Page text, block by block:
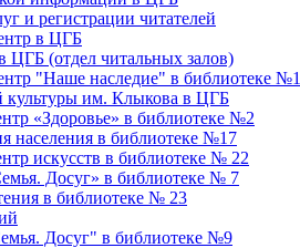
и регистрации читателей
в ЦГБ
(отдел читальных залов)
"Наше наследие" в библиотеке №1
культуры им. Клыкова в ЦГБ
«Здоровье» в библиотеке №2
населения в библиотеке №17
искусств в библиотеке № 22
Досуг» в библиотеке № 7
в библиотеке № 23
Досуг" в библиотеке №9